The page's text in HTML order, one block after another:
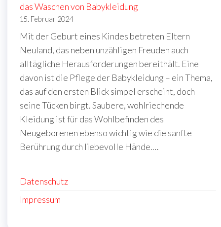
das Waschen von Babykleidung
15. Februar 2024
Mit der Geburt eines Kindes betreten Eltern
Neuland, das neben unzähligen Freuden auch
alltägliche Herausforderungen bereithält. Eine
davon ist die Pflege der Babykleidung – ein Thema,
das auf den ersten Blick simpel erscheint, doch
seine Tücken birgt. Saubere, wohlriechende
Kleidung ist für das Wohlbefinden des
Neugeborenen ebenso wichtig wie die sanfte
Berührung durch liebevolle Hände.…
Datenschutz
Impressum